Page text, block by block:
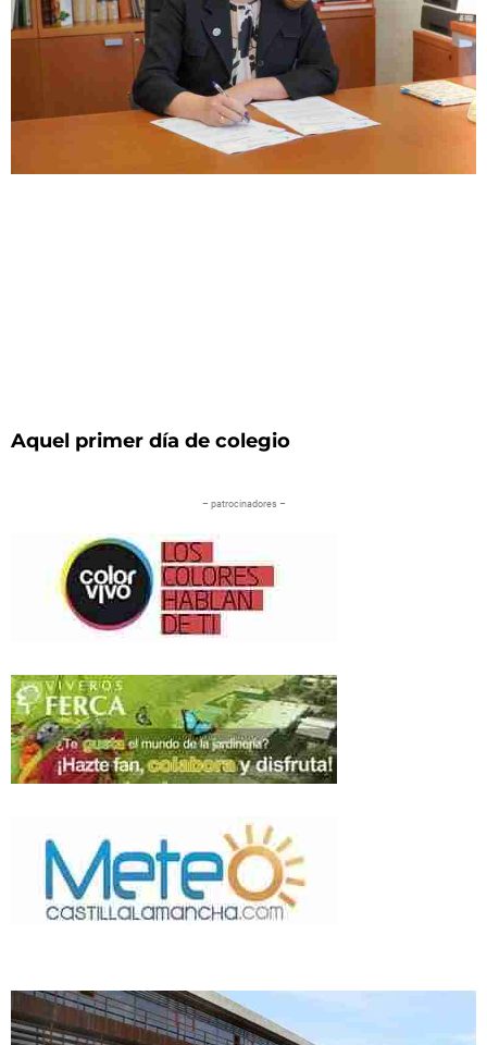
Aquel primer día de colegio
– patrocinadores –